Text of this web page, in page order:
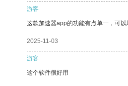
游客
这款加速器app的功能有点单一，可
2025-11-03
游客
这个软件很好用